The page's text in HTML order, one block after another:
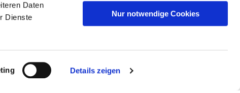
Daten
Dienste
Details zeigen
Nur notwendige Cookies